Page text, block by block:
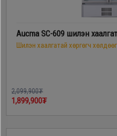
Aucma SC-609 шилэн
Шилэн хаалгатай хөргөгч
2,099,900₮
1,899,900₮